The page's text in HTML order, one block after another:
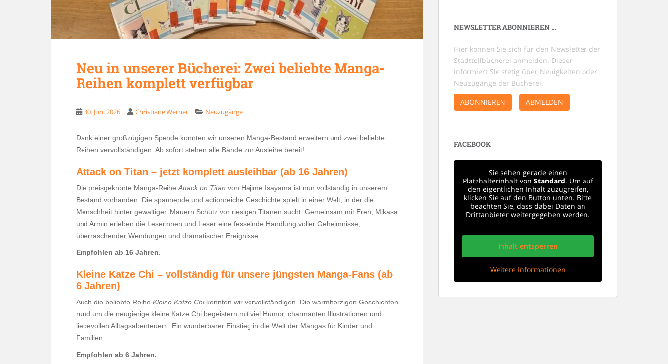
Neu in unserer Bücherei: Zwei beliebte Manga-
Reihen komplett verfügbar
30. Juni 2026 Christiane Werner Neuzugänge
Dank einer großzügigen Spende konnten wir unseren Manga-Bestand erweitern und zwei beliebte
Reihen vervollständigen. Ab sofort stehen alle Bände zur Ausleihe bereit!
Attack on Titan – jetzt komplett ausleihbar (ab 16 Jahren)
Die preisgekrönte Manga-Reihe Attack on Titan von Hajime Isayama ist nun vollständig in unserem
Bestand vorhanden. Die spannende und actionreiche Geschichte spielt in einer Welt, in der die
Menschheit hinter gewaltigen Mauern Schutz vor riesigen Titanen sucht. Gemeinsam mit Eren, Mikasa
und Armin erleben die Leserinnen und Leser eine fesselnde Handlung voller Geheimnisse,
überraschender Wendungen und dramatischer Ereignisse.
Empfohlen ab 16 Jahren.
Kleine Katze Chi – vollständig für unsere jüngsten Manga-Fans (ab
6 Jahren)
Auch die beliebte Reihe Kleine Katze Chikonnten wir vervollständigen. Die warmherzigen Geschichten
rund um die neugierige kleine Katze Chi begeistern mit viel Humor, charmanten Illustrationen und
liebevollen Alltagsabenteuern. Ein wunderbarer Einstieg in die Welt der Mangas für Kinder und
Familien.
Empfohlen ab 6 Jahren.
NEWSLETTER ABONNIEREN …
Hier können Sie sich für den Newsletter der
Stadtteilbücherei anmelden. Dieser
informiert Sie stetig über Neuigkeiten oder
Neuzugänge der Bücherei.
ABONNIEREN
ABMELDEN
FACEBOOK
Sie sehen gerade einen
Platzhalterinhalt von Standard. Um auf
den eigentlichen Inhalt zuzugreifen,
klicken Sie auf den Button unten. Bitte
beachten Sie, dass dabei Daten an
Drittanbieter weitergegeben werden.
Inhalt entsperren
Weitere Informationen